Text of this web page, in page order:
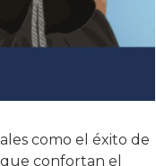
como el éxito de
confortan el